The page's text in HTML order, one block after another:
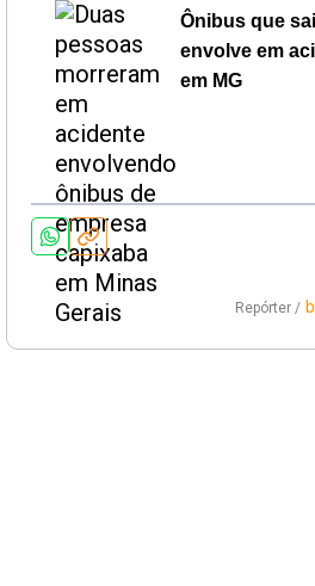
Ônibus que
envolve em
em MG
Repórter /